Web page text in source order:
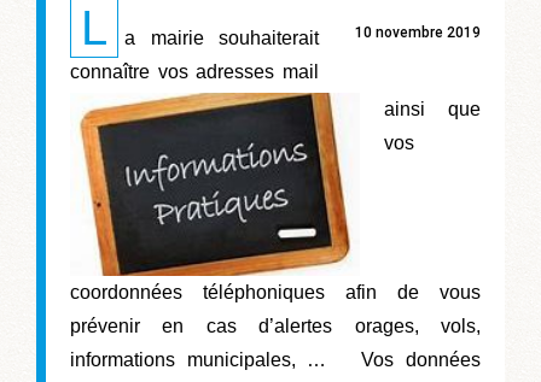
10 novembre 2019
L
a mairie souhaiterait
connaître vos adresses mail
ainsi que
vos
coordonnées téléphoniques afin de vous
prévenir en cas d’alertes orages, vols,
informations municipales, … Vos données